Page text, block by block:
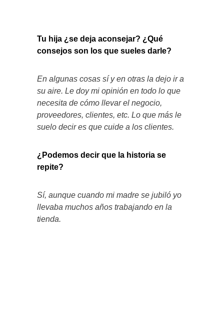
Tu hija ¿se deja aconsejar? ¿Qué
consejos son los que sueles darle?
En algunas cosas sí y en otras la dejo ir a
su aire. Le doy mi opinión en todo lo que
necesita de cómo llevar el negocio,
proveedores, clientes, etc. Lo que más le
suelo decir es que cuide a los clientes.
¿Podemos decir que la historia se
repite?
Sí, aunque cuando mi madre se jubiló yo
llevaba muchos años trabajando en la
tienda.